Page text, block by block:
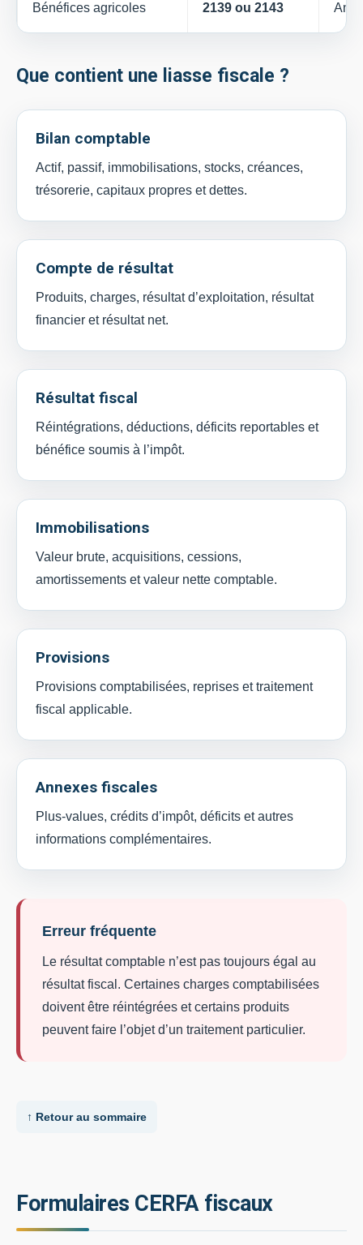
Bénéfices agricoles 2139 ou 2143
Que contient une liasse fiscale ?
Bilan comptable
Actif, passif, immobilisations, stocks, créances,
trésorerie, capitaux propres et dettes.
Compte de résultat
Produits, charges, résultat d’exploitation, résultat
financier et résultat net.
Résultat fiscal
Réintégrations, déductions, déficits reportables et
bénéfice soumis à l’impôt.
Immobilisations
Valeur brute, acquisitions, cessions,
amortissements et valeur nette comptable.
Provisions
Provisions comptabilisées, reprises et traitement
fiscal applicable.
Annexes fiscales
Plus-values, crédits d’impôt, déficits et autres
informations complémentaires.
Erreur fréquente
Le résultat comptable n’est pas toujours égal au
résultat fiscal. Certaines charges comptabilisées
doivent être réintégrées et certains produits
peuvent faire l’objet d’un traitement particulier.
↑ Retour au sommaire
Formulaires CERFA fiscaux